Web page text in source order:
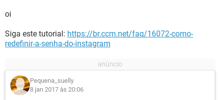
oi
Siga este tutorial: https://br.ccm.net/faq/16072-como-
redefinir-a-senha-do-instagram
Pequena_suelly
8 jan 2017 às 20:06